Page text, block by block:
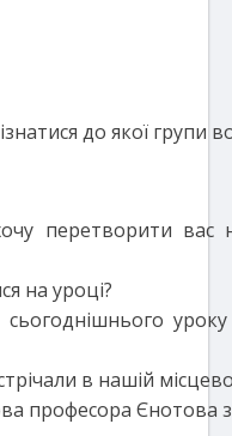
до якої групи
перетворити вас
на уроці?
в нашій
професора Єнотова з